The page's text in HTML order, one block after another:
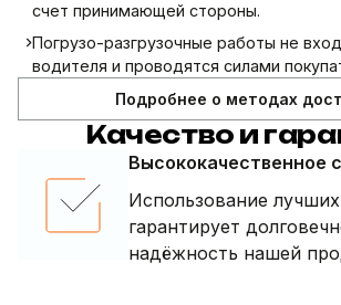
счет принимающей стороны.
Погрузо-разгрузочные работы не
водителя и проводятся силами
Подробнее о методах
Качество и
Высококачественное
Использование
гарантирует
надёжность нашей